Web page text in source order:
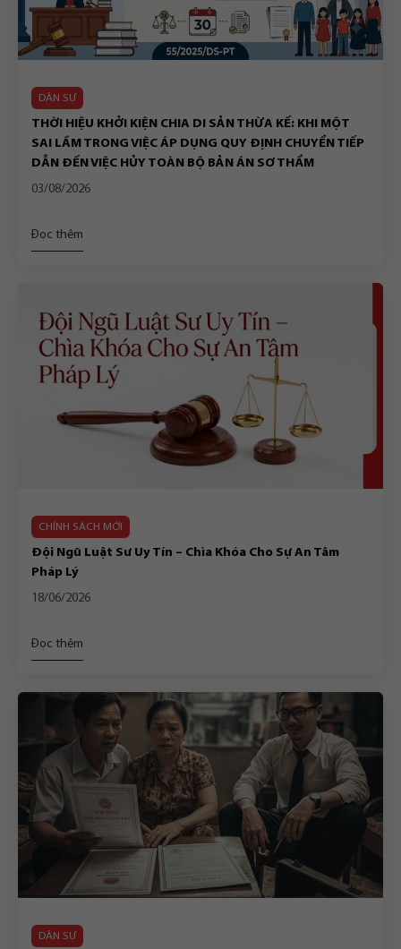
DÂN SỰ
THỜI HIỆU KHỞI KIỆN CHIA DI SẢN THỪA KẾ: KHI MỘT
SAI LẦM TRONG VIỆC ÁP DỤNG QUY ĐỊNH CHUYỂN TIẾP
DẪN ĐẾN VIỆC HỦY TOÀN BỘ BẢN ÁN SƠ THẨM
03/08/2026
Đọc thêm
CHÍNH SÁCH MỚI
Đội Ngũ Luật Sư Uy Tín – Chìa Khóa Cho Sự An Tâm
Pháp Lý
18/06/2026
Đọc thêm
DÂN SỰ